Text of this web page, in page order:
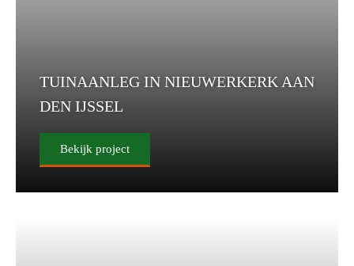
TUINAANLEG IN NIEUWERKERK AAN
DEN IJSSEL
Bekijk project